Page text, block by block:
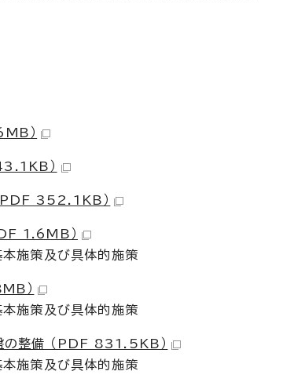
）
）
352.1KB）
1.6MB）
施策及び具体的施策
）
施策及び具体的施策
の整備 （PDF 831.5KB）
施策及び具体的施策